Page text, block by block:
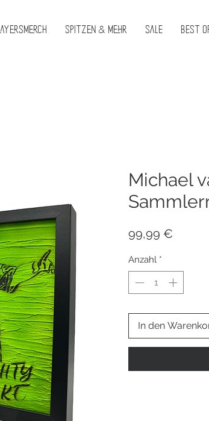
Spitzen & Mehr Sale Best
Michael
99,99 €
Anzahl *
In den